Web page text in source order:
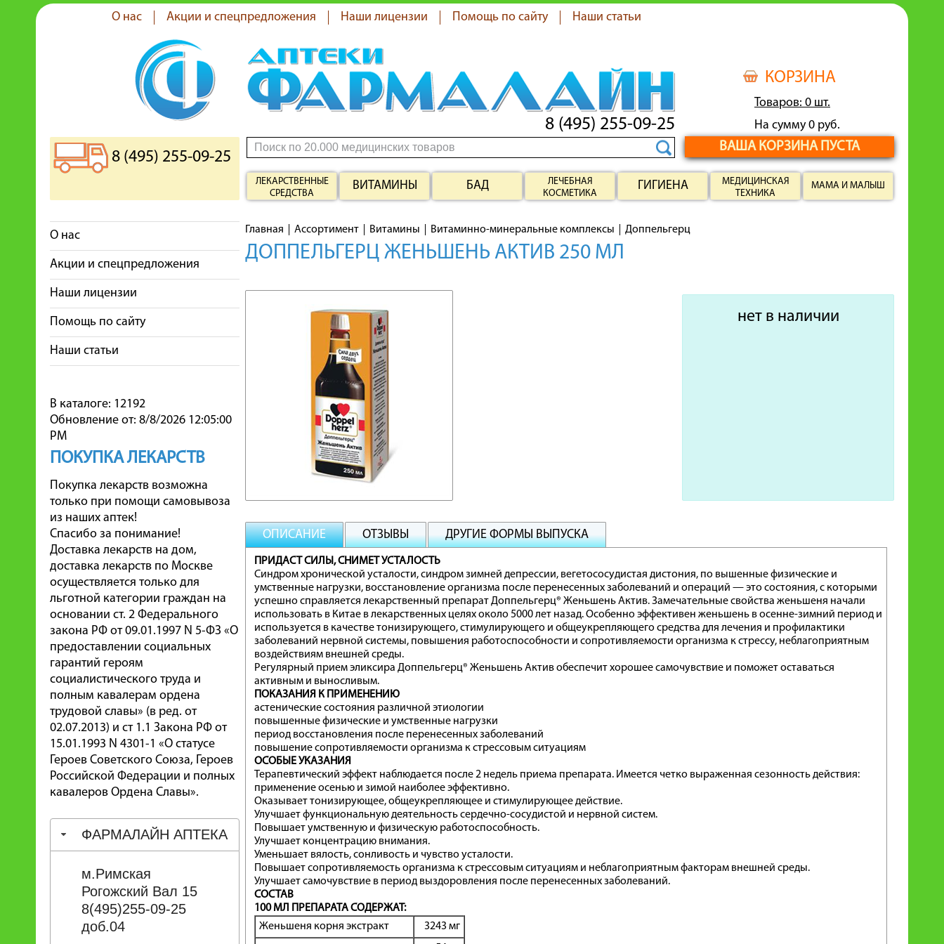
О нас Акции и спецпредложения Наши лицензии Помощь по сайту Наши статьи
КОРЗИНА
Товаров: 0 шт.
На сумму 0 руб.
ВАША КОРЗИНА ПУСТА
8 (495) 255-09-25
8 (495) 255-09-25
ЛЕКАРСТВЕННЫЕ
СРЕДСТВА
ВИТАМИНЫ БАД
ЛЕЧЕБНАЯ
КОСМЕТИКА
ГИГИЕНА
МЕДИЦИНСКАЯ
ТЕХНИКА
МАМА И МАЛЫШ
О нас
Акции и спецпредложения
Наши лицензии
Помощь по сайту
Наши статьи
В каталоге: 12192
Обновление от: 8/8/2026 12:05:00
PM
ПОКУПКА ЛЕКАРСТВ
Покупка лекарств возможна
только при помощи самовывоза
из наших аптек!
Спасибо за понимание!
Доставка лекарств на дом,
доставка лекарств по Москве
осуществляется только для
льготной категории граждан на
основании ст. 2 Федерального
закона РФ от 09.01.1997 N 5-ФЗ «О
предоставлении социальных
гарантий героям
социалистического труда и
полным кавалерам ордена
трудовой славы» (в ред. от
02.07.2013) и ст 1.1 Закона РФ от
15.01.1993 N 4301-1 «О статусе
Героев Советского Союза, Героев
Российской Федерации и полных
кавалеров Ордена Славы».
ФАРМАЛАЙН АПТЕКА
м.Римская
Рогожский Вал 15
8(495)255-09-25
доб.04
Главная Ассортимент Витамины Витаминно-минеральные комплексы Доппельгерц
ДОППЕЛЬГЕРЦ ЖЕНЬШЕНЬ АКТИВ 250 МЛ
нет в наличии
ОПИСАНИЕ ОТЗЫВЫ ДРУГИЕ ФОРМЫ ВЫПУСКА
ПРИДАСТ СИЛЫ, СНИМЕТ УСТАЛОСТЬ
Синдром хронической усталости, синдром зимней депрессии, вегетососудистая дистония, по вышенные физические и
умственные нагрузки, восстановление организма после перенесенных заболеваний и операций — это состояния, с которыми
успешно справляется лекарственный препарат Доппельгерц® Женьшень Актив. Замечательные свойства женьшеня начали
использовать в Китае в лекарственных целях около 5000 лет назад. Особенно эффективен женьшень в осенне-зимний период и
используется в качестве тонизирующего, стимулирующего и общеукрепляющего средства для лечения и профилактики
заболеваний нервной системы, повышения работоспособности и сопротивляемости организма к стрессу, неблагоприятным
воздействиям внешней среды.
Регулярный прием эликсира Доппельгерц® Женьшень Актив обеспечит хорошее самочувствие и поможет оставаться
активным и выносливым.
ПОКАЗАНИЯ К ПРИМЕНЕНИЮ
астенические состояния различной этиологии
повышенные физические и умственные нагрузки
период восстановления после перенесенных заболеваний
повышение сопротивляемости организма к стрессовым ситуациям
ОСОБЫЕ УКАЗАНИЯ
Терапевтический эффект наблюдается после 2 недель приема препарата. Имеется четко выраженная сезонность действия:
применение осенью и зимой наиболее эффективно.
Оказывает тонизирующее, общеукрепляющее и стимулирующее действие.
Улучшает функциональную деятельность сердечно-сосудистой и нервной систем.
Повышает умственную и физическую работоспособность.
Улучшает концентрацию внимания.
Уменьшает вялость, сонливость и чувство усталости.
Повышает сопротивляемость организма к стрессовым ситуациям и неблагоприятным факторам внешней среды.
Улучшает самочувствие в период выздоровления после перенесенных заболеваний.
СОСТАВ
100 МЛ ПРЕПАРАТА СОДЕРЖАТ:
Женьшеня корня экстракт
3243 мг